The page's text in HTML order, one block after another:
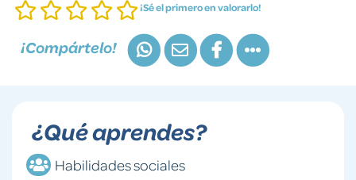
¡Sé el primero en valorarlo!
¡Compártelo!
¿Qué aprendes?
Habilidades sociales